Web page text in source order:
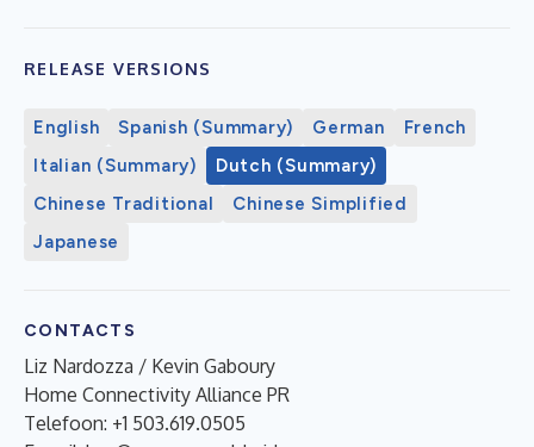
RELEASE VERSIONS
English Spanish (Summary) German
French
Italian (Summary)
Dutch (Summary)
Chinese Traditional
Chinese Simplified
Japanese
CONTACTS
Liz Nardozza / Kevin Gaboury
Home Connectivity Alliance PR
Telefoon: +1 503.619.0505